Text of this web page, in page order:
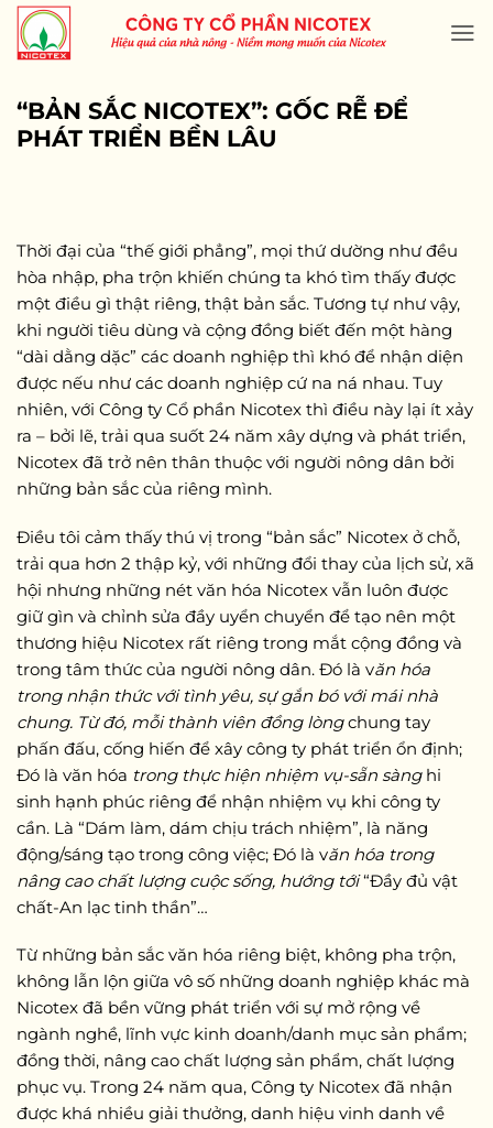
Skip
content
“BẢN SẮC NICOTEX”: GỐC RỄ ĐỂ
PHÁT TRIỂN BỀN LÂU
Thời đại của “thế giới phẳng”, mọi thứ dường như đều
hòa nhập, pha trộn khiến chúng ta khó tìm thấy được
một điều gì thật riêng, thật bản sắc. Tương tự như vậy,
khi người tiêu dùng và cộng đồng biết đến một hàng
“dài dằng dặc” các doanh nghiệp thì khó để nhận diện
được nếu như các doanh nghiệp cứ na ná nhau. Tuy
nhiên, với Công ty Cổ phần Nicotex thì điều này lại ít xảy
ra – bởi lẽ, trải qua suốt 24 năm xây dựng và phát triển,
Nicotex đã trở nên thân thuộc với người nông dân bởi
những bản sắc của riêng mình.
Điều tôi cảm thấy thú vị trong “bản sắc” Nicotex ở chỗ,
trải qua hơn 2 thập kỷ, với những đổi thay của lịch sử, xã
hội nhưng những nét văn hóa Nicotex vẫn luôn được
giữ gìn và chỉnh sửa đầy uyển chuyển để tạo nên một
thương hiệu Nicotex rất riêng trong mắt cộng đồng và
trong tâm thức của người nông dân. Đó là văn hóa
trong nhận thức với tình yêu, sự gắn bó với mái nhà
chung. Từ đó, mỗi thành viên đồng lòngchung tay
phấn đấu, cống hiến để xây công ty phát triển ổn định;
Đó là văn hóa trong thực hiện nhiệm vụ-sẵn sàng hi
sinh hạnh phúc riêng để nhận nhiệm vụ khi công ty
cần. Là “Dám làm, dám chịu trách nhiệm”, là năng
động/sáng tạo trong công việc; Đó là văn hóa trong
nâng cao chất lượng cuộc sống, hướng tới“Đầy đủ vật
chất-An lạc tinh thần”…
Từ những bản sắc văn hóa riêng biệt, không pha trộn,
không lẫn lộn giữa vô số những doanh nghiệp khác mà
Nicotex đã bền vững phát triển với sự mở rộng về
ngành nghề, lĩnh vực kinh doanh/danh mục sản phẩm;
đồng thời, nâng cao chất lượng sản phẩm, chất lượng
phục vụ. Trong 24 năm qua, Công ty Nicotex đã nhận
được khá nhiều giải thưởng, danh hiệu vinh danh về